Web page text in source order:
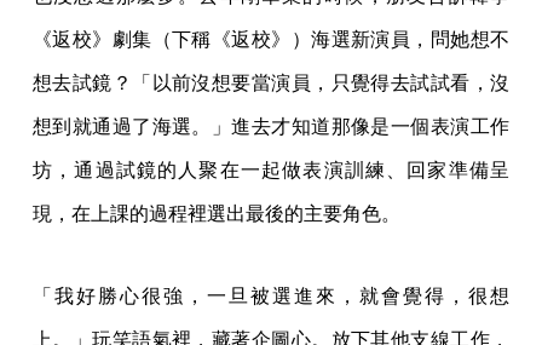
《返校》劇集（下稱《返校》）海選新演員，問她想不
想去試鏡？「以前沒想要當演員，只覺得去試試看，沒
想到就通過了海選。」進去才知道那像是一個表演工作
坊，通過試鏡的人聚在一起做表演訓練、回家準備呈
現，在上課的過程裡選出最後的主要角色。
「我好勝心很強，一旦被選進來，就會覺得，很想
上。」玩笑語氣裡，藏著企圖心。放下其他支線工作，